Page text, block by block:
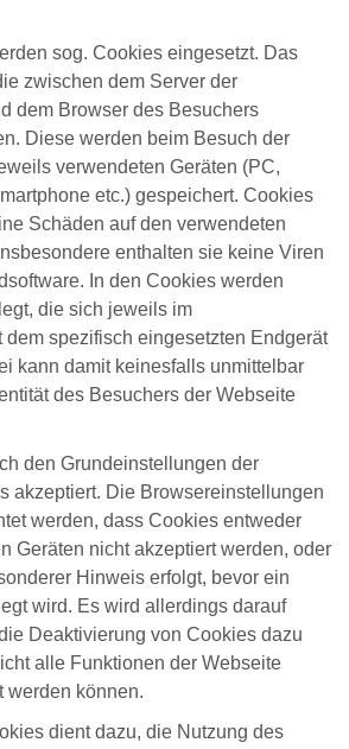
sog. Cookies eingesetzt. Das
zwischen dem Server der
dem Browser des Besuchers
Diese werden beim Besuch der
verwendeten Geräten (PC,
etc.) gespeichert. Cookies
Schäden auf den verwendeten
enthalten sie keine Viren
In den Cookies werden
die sich jeweils im
dem spezifisch eingesetzten Endgerät
kann damit keinesfalls unmittelbar
des Besuchers der Webseite
den Grundeinstellungen der
akzeptiert. Die Browsereinstellungen
werden, dass Cookies entweder
Geräten nicht akzeptiert werden, oder
Hinweis erfolgt, bevor ein
wird. Es wird allerdings darauf
Deaktivierung von Cookies dazu
alle Funktionen der Webseite
werden können.
dient dazu, die Nutzung des